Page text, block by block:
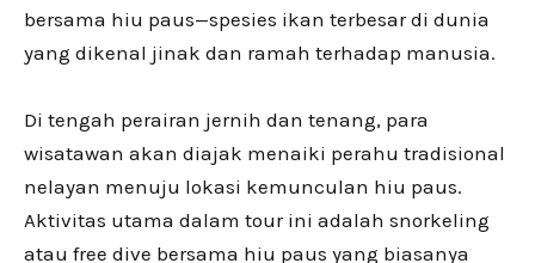
bersama hiu paus—spesies ikan terbesar di dunia
yang dikenal jinak dan ramah terhadap manusia.
Di tengah perairan jernih dan tenang, para
wisatawan akan diajak menaiki perahu tradisional
nelayan menuju lokasi kemunculan hiu paus.
Aktivitas utama dalam tour ini adalah snorkeling
atau free dive bersama hiu paus yang biasanya